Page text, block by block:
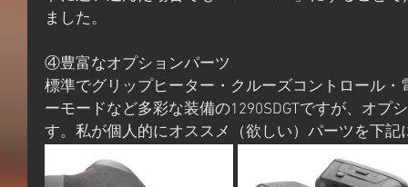
ました。
④豊富なオプションパーツ
標準でグリップヒーター・クルーズコントロール
ーモードなど多彩な装備の1290SDGTですが、オプ
す。私が個人的にオススメ（欲しい）パーツを下記